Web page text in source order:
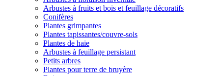
Arbustes à fruits et bois et feuillage décoratifs
Conifères
Plantes grimpantes
Plantes tapissantes/couvre-sols
Plantes de haie
Arbustes à feuillage persistant
Petits arbres
Plantes pour terre de bruyère